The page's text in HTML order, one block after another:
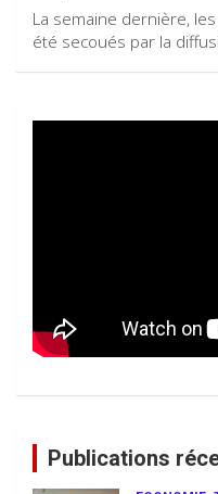
La semaine dernière,
été secoués par la
Publications